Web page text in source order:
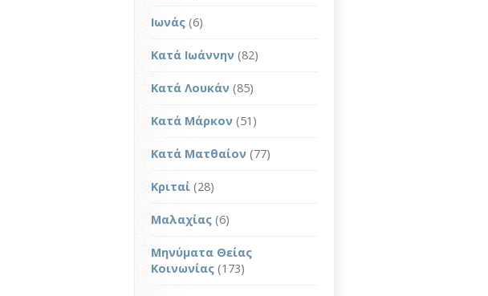
Ιωνάς (6)
Κατά Ιωάννην (82)
Κατά Λουκάν (85)
Κατά Μάρκον (51)
Κατά Ματθαίον (77)
Κριταί (28)
Μαλαχίας (6)
Μηνύματα Θείας
Κοινωνίας (173)